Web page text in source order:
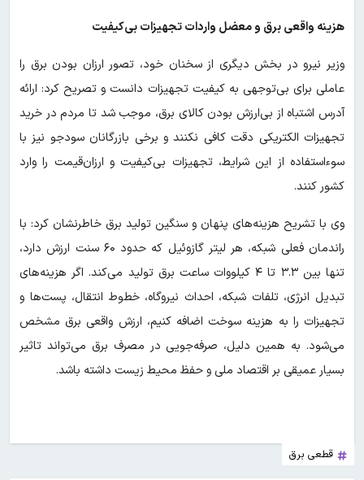
هزینه واقعی برق و معضل واردات تجهیزات بی‌کیفیت
وزیر نیرو در بخش دیگری از سخنان خود، تصور ارزان بودن برق را
عاملی برای بی‌توجهی به کیفیت تجهیزات دانست و تصریح کرد: ارائه
آدرس اشتباه از بی‌ارزش بودن کالای برق، موجب شد تا مردم در خرید
تجهیزات الکتریکی دقت کافی نکنند و برخی بازرگانان سودجو نیز با
سوءاستفاده از این شرایط، تجهیزات بی‌کیفیت و ارزان‌قیمت را وارد
کشور کنند.
وی با تشریح هزینه‌های پنهان و سنگین تولید برق خاطرنشان کرد: با
راندمان فعلی شبکه، هر لیتر گازوئیل که حدود ۶۰ سنت ارزش دارد،
تنها بین ۳.۳ تا ۴ کیلووات ساعت برق تولید می‌کند. اگر هزینه‌های
تبدیل انرژی، تلفات شبکه، احداث نیروگاه، خطوط انتقال، پست‌ها و
تجهیزات را به هزینه سوخت اضافه کنیم، ارزش واقعی برق مشخص
می‌شود. به همین دلیل، صرفه‌جویی در مصرف برق می‌تواند تاثیر
بسیار عمیقی بر اقتصاد ملی و حفظ محیط زیست داشته باشد.
قطعی برق